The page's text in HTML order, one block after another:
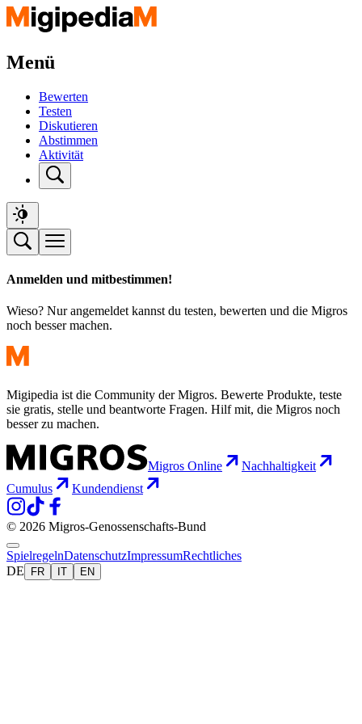
Menü
Bewerten
Testen
Diskutieren
Abstimmen
Aktivität
Anmelden und mitbestimmen!
Wieso? Nur angemeldet kannst du testen, bewerten und die Migros
noch besser machen.
Migipedia ist die Community der Migros. Bewerte Produkte, teste
sie gratis, stelle und beantworte Fragen. Hilf mit, die Migros noch
besser zu machen.
Migros Online
Nachhaltigkeit
Cumulus
Kundendienst
© 2026 Migros-Genossenschafts-Bund
SpielregelnDatenschutzImpressumRechtliches
DE
FR IT EN